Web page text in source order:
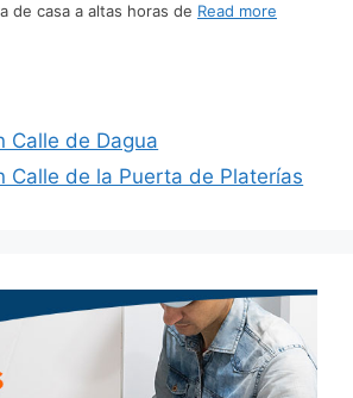
de casa a altas horas de Read more
Calle de Dagua
Calle de la Puerta de Platerías